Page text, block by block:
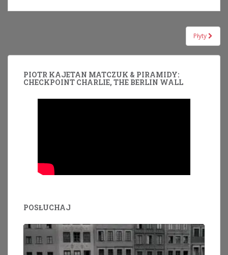
Płyty
PIOTR KAJETAN MATCZUK & PIRAMIDY:
CHECKPOINT CHARLIE, THE BERLIN WALL
POSŁUCHAJ
Odtwarzacz
dźwiękowych